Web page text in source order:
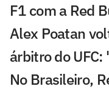
F1 com a Red
Alex Poatan
árbitro do
No Brasileiro,